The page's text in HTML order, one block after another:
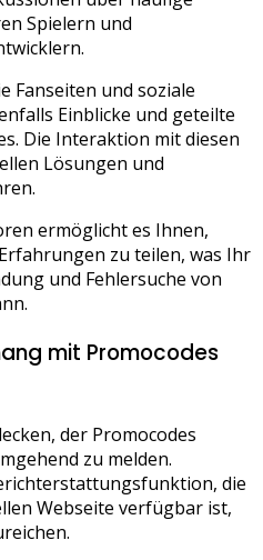
Spielern und
Fanseiten und soziale
Einblicke und geteilte
Die Interaktion mit diesen
Lösungen und
ermöglicht es Ihnen,
zu teilen, was Ihr
und Fehlersuche von
mit Promocodes
der Promocodes
zu melden.
die
Webseite verfügbar ist,